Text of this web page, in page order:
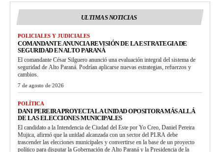
ULTIMAS NOTICIAS
POLICIALES Y JUDICIALES
COMANDANTE ANUNCIA REVISIÓN DE LA ESTRATEGIA DE
SEGURIDAD EN ALTO PARANÁ
El comandante César Silguero anunció una evaluación integral del sistema de
seguridad de Alto Paraná. Podrían aplicarse nuevas estrategias, refuerzos y
cambios.
7 de agosto de 2026
POLÍTICA
DANI PEREIRA PROYECTA LA UNIDAD OPOSITORA MÁS ALLÁ
DE LAS ELECCIONES MUNICIPALES
El candidato a la Intendencia de Ciudad del Este por Yo Creo, Daniel Pereira
Mujica, afirmó que la unidad alcanzada con un sector del PLRA debe
trascender las elecciones municipales y convertirse en la base de un proyecto
político para disputar la Gobernación de Alto Paraná y la Presidencia de la